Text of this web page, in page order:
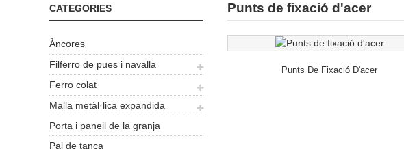
CATEGORIES
Àncores
Filferro de pues i navalla
Ferro colat
Malla metàl·lica expandida
Porta i panell de la granja
Pal de tanca
Punts de fixació d'acer
Punts De Fixació D'acer